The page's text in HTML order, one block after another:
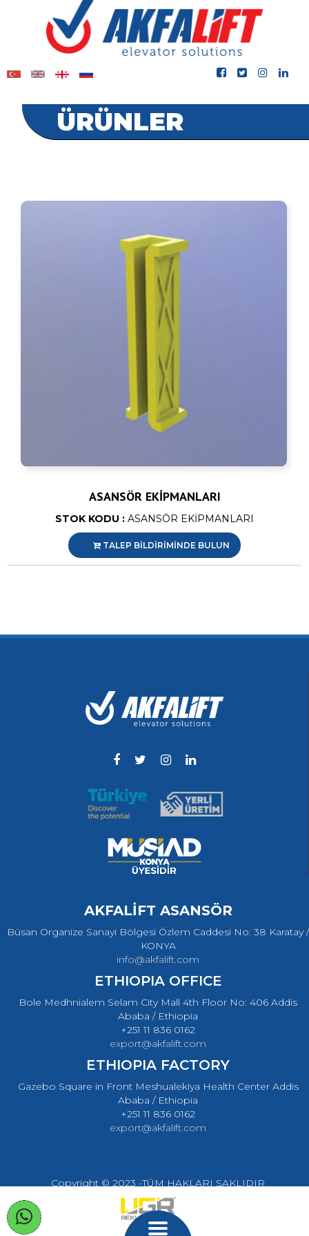
ÜRÜNLER
ASANSÖR EKİPMANLARI
STOK KODU : ASANSÖR EKİPMANLARI
TALEP BİLDİRİMİNDE BULUN
AKFALİFT ASANSÖR
Büsan Organize Sanayi Bölgesi Özlem Caddesi No: 38 Karatay /
KONYA
info@akfalift.com
ETHIOPIA OFFICE
Bole Medhnialem Selam City Mall 4th Floor No: 406 Addis
Ababa / Ethiopia
+251 11 836 0162
export@akfalift.com
ETHIOPIA FACTORY
Gazebo Square in Front Meshualekiya Health Center Addis
Ababa / Ethiopia
+251 11 836 0162
export@akfalift.com
Copyright © 2023 -TÜM HAKLARI SAKLIDIR